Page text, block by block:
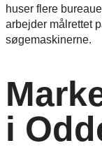
huser flere
arbejder målrettet
søgemaskinerne.
i